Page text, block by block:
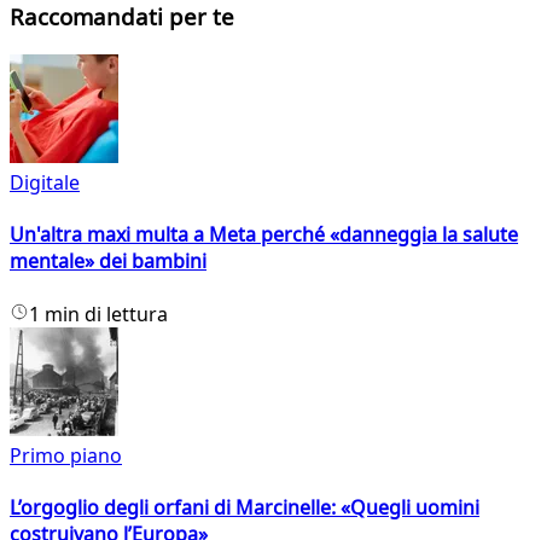
Raccomandati per te
Digitale
Un'altra maxi multa a Meta perché «danneggia la salute
mentale» dei bambini
1 min di lettura
Primo piano
L’orgoglio degli orfani di Marcinelle: «Quegli uomini
costruivano l’Europa»